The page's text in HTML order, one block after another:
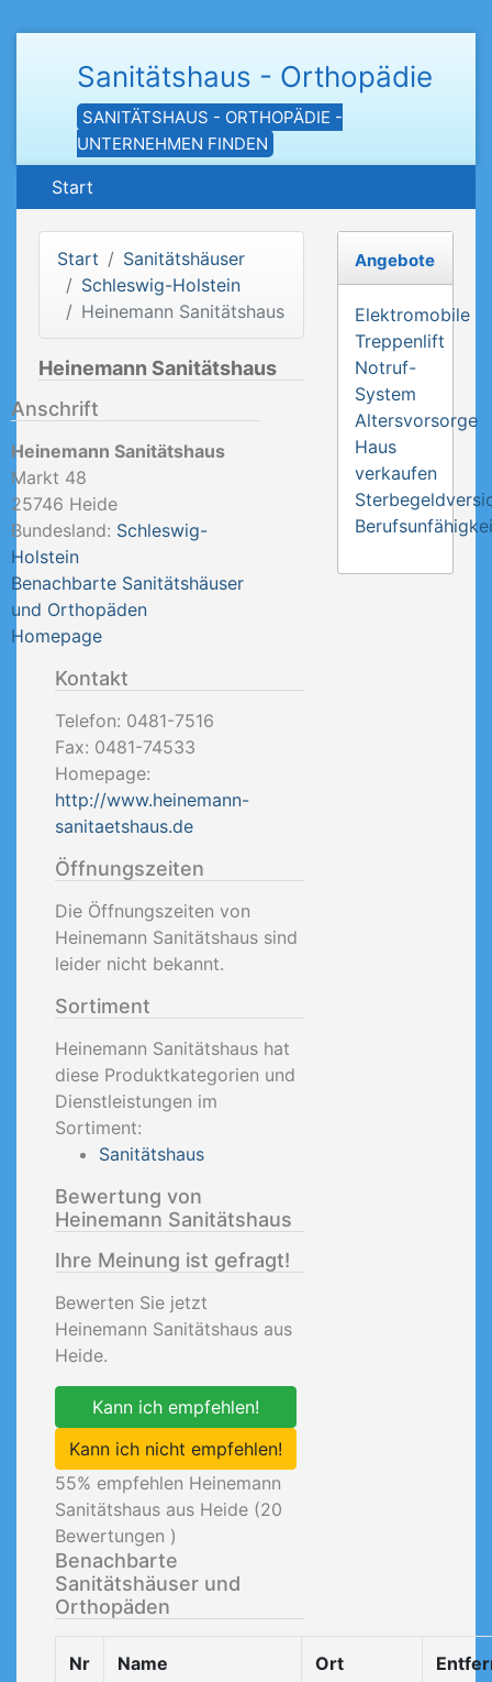
Sanitätshaus - Orthopädie
SANITÄTSHAUS - ORTHOPÄDIE -
UNTERNEHMEN FINDEN
Start
Start
Sanitätshäuser
Schleswig-Holstein
Heinemann Sanitätshaus
Heinemann Sanitätshaus
Anschrift
Heinemann Sanitätshaus
Markt 48
25746 Heide
Bundesland: Schleswig-
Holstein
Benachbarte Sanitätshäuser
und Orthopäden
Homepage
Kontakt
Telefon: 0481-7516
Fax: 0481-74533
Homepage:
http://www.heinemann-
sanitaetshaus.de
Öffnungszeiten
Die Öffnungszeiten von
Heinemann Sanitätshaus sind
leider nicht bekannt.
Sortiment
Heinemann Sanitätshaus hat
diese Produktkategorien und
Dienstleistungen im
Sortiment:
Sanitätshaus
Bewertung von
Heinemann Sanitätshaus
Ihre Meinung ist gefragt!
Bewerten Sie jetzt
Heinemann Sanitätshaus aus
Heide.
Kann ich empfehlen!
Kann ich nicht empfehlen!
55% empfehlen Heinemann
Sanitätshaus aus Heide (20
Bewertungen )
Benachbarte
Sanitätshäuser und
Orthopäden
Nr Name Ort
Angebote
Elektromobile
Treppenlift
Notruf-
System
Altersvorsorge
Haus
verkaufen